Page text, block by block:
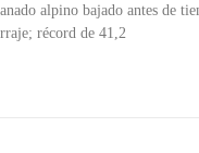
alpino bajado antes de
récord de 41,2